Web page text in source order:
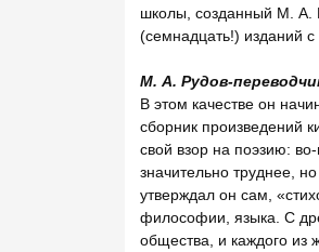
школы, созданный М. А.
(семнадцать!) изданий с
М. А. Рудов-
В этом качестве он
сборник произведений
свой взор на поэзию:
значительно труднее,
утверждал он сам,
философии, языка. С
общества, и каждого из